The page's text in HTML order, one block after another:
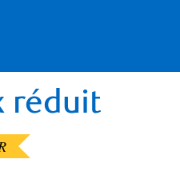
réduit